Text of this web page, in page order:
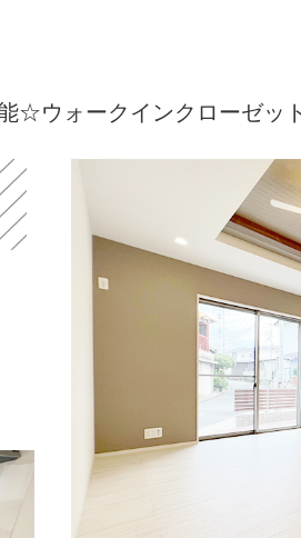
☆ウォークインクローゼッ